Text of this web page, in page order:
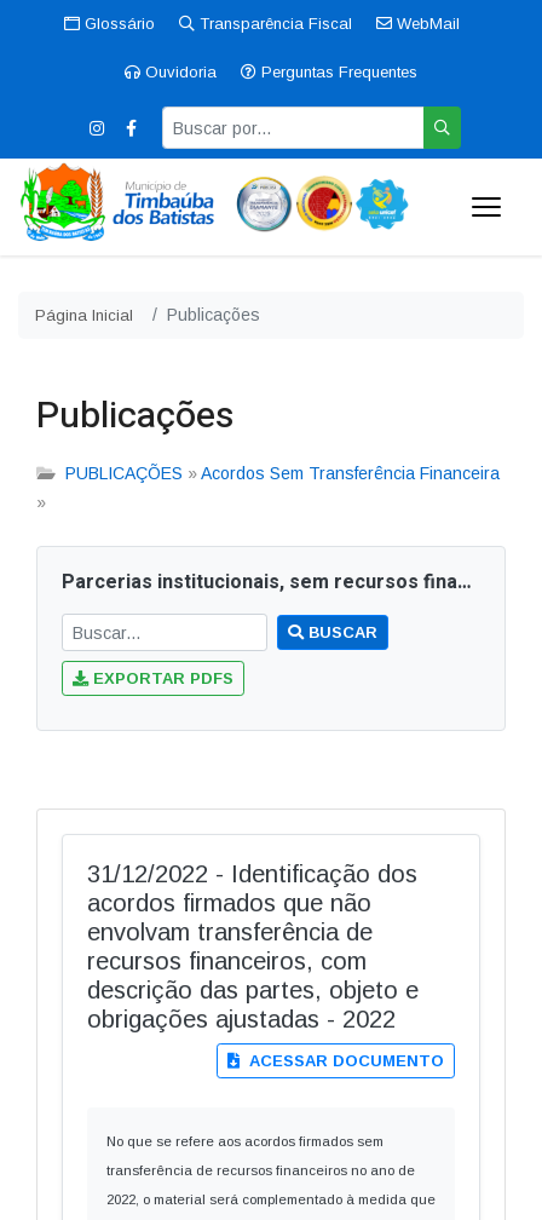
Glossário Transparência Fiscal WebMail
Ouvidoria Perguntas Frequentes
Página Inicial Publicações
Publicações
PUBLICAÇÕES »Acordos Sem Transferência Financeira
»
Parcerias institucionais, sem recursos financeiros - 2022
BUSCAR
EXPORTAR PDFS
31/12/2022 - Identificação dos
acordos firmados que não
envolvam transferência de
recursos financeiros, com
descrição das partes, objeto e
obrigações ajustadas - 2022
ACESSAR DOCUMENTO
No que se refere aos acordos firmados sem
transferência de recursos financeiros no ano de
2022, o material será complementado à medida que